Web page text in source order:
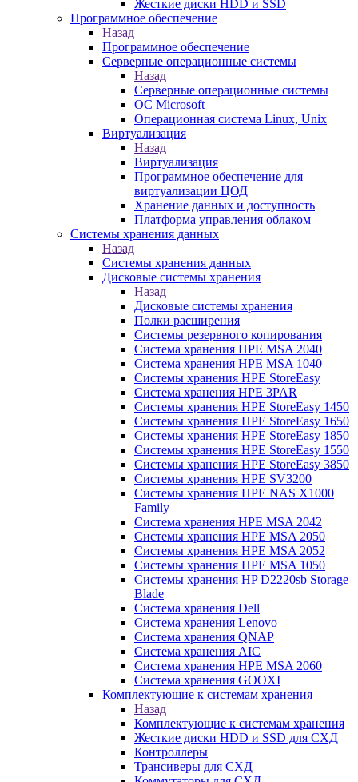
Жесткие диски HDD и SSD
Программное обеспечение
Назад
Программное обеспечение
Серверные операционные системы
Назад
Серверные операционные системы
ОС Microsoft
Операционная система Linux, Unix
Виртуализация
Назад
Виртуализация
Программное обеспечение для
виртуализации ЦОД
Хранение данных и доступность
Платформа управления облаком
Системы хранения данных
Назад
Системы хранения данных
Дисковые системы хранения
Назад
Дисковые системы хранения
Полки расширения
Системы резервного копирования
Система хранения HPE MSA 2040
Система хранения HPE MSA 1040
Системы хранения HPE StoreEasy
Система хранения HPE 3PAR
Системы хранения HPE StoreEasy 1450
Системы хранения HPE StoreEasy 1650
Системы хранения HPE StoreEasy 1850
Системы хранения HPE StoreEasy 1550
Системы хранения HPE StoreEasy 3850
Системы хранения HPE SV3200
Системы хранения HPE NAS X1000
Family
Система хранения HPE MSA 2042
Системы хранения HPE MSA 2050
Системы хранения HPE MSA 2052
Системы хранения HPE MSA 1050
Системы хранения HP D2220sb Storage
Blade
Система хранения Dell
Система хранения Lenovo
Система хранения QNAP
Система хранения AIC
Система хранения HPE MSA 2060
Система хранения GOOXI
Комплектующие к системам хранения
Назад
Комплектующие к системам хранения
Жесткие диски HDD и SSD для СХД
Контроллеры
Трансиверы для СХД